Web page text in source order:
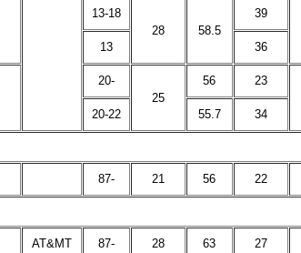
13-18
28
58.5
39
13 36
20-
25
56
23
20-22 55.7 34
87- 21 56 22
AT&MT 87- 28 63 27